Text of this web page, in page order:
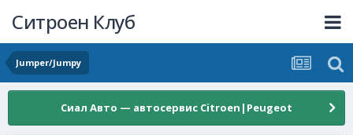
Ситроен Клуб
Jumper/Jumpy
Сиал Авто — автосервис Citroen|Peugeot